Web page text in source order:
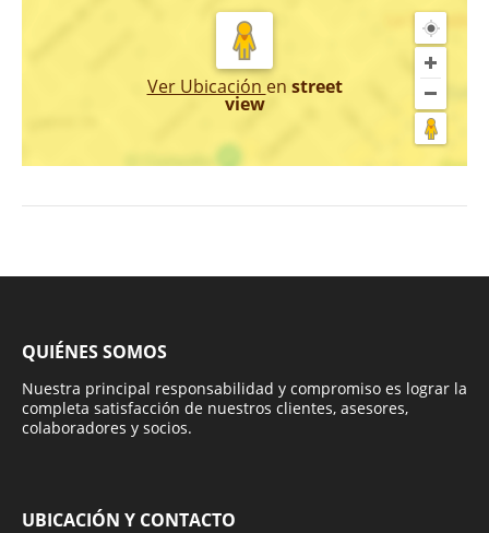
Ver Ubicación en street
view
QUIÉNES SOMOS
Nuestra principal responsabilidad y compromiso es lograr la
completa satisfacción de nuestros clientes, asesores,
colaboradores y socios.
UBICACIÓN Y CONTACTO